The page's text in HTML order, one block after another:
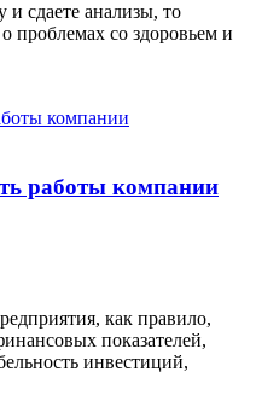
и сдаете анализы, то
проблемах со здоровьем и
работы компании
как правило,
показателей,
инвестиций,